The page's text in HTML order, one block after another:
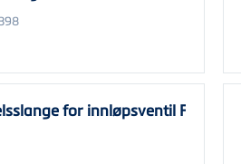
for innløpsventil F1. vinkel